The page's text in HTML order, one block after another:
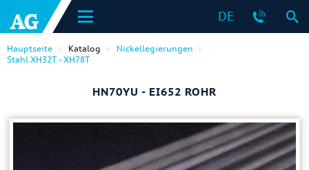
DE
Hauptseite Katalog
Nickellegierungen
Stahl ХН32Т - ХН78Т
HN70YU - EI652 ROHR